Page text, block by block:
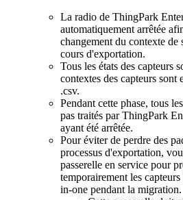
La radio de ThingPark
automatiquement arrêtée
changement du contexte de
cours d'exportation.
Tous les états des capteurs
contextes des capteurs sont
.csv.
Pendant cette phase, tous
pas traités par ThingPark
ayant été arrêtée.
Pour éviter de perdre des
processus d'exportation,
passerelle en service pour
temporairement les
in-one pendant la migration.